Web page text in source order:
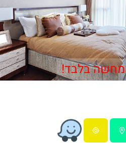
בלבד!